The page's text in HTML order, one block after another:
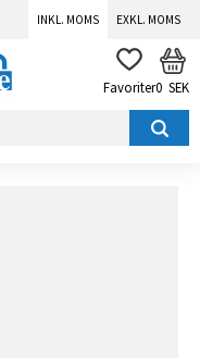
INKL. MOMS EXKL. MOMS
FAVORITER
0 SEK